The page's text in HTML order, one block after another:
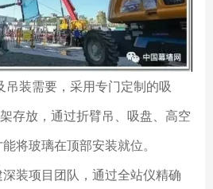
吊装需要，采用专门定制的吸
存放，通过折臂吊、吸盘、高空
将玻璃在顶部安装就位。
项目团队，通过全站仪精确